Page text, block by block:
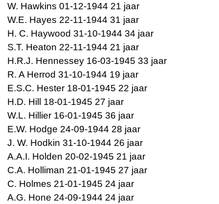
W. Hawkins 01-12-1944 21 jaar
W.E. Hayes 22-11-1944 31 jaar
H. C. Haywood 31-10-1944 34 jaar
S.T. Heaton 22-11-1944 21 jaar
H.R.J. Hennessey 16-03-1945 33 jaar
R. A Herrod 31-10-1944 19 jaar
E.S.C. Hester 18-01-1945 22 jaar
H.D. Hill 18-01-1945 27 jaar
W.L. Hillier 16-01-1945 36 jaar
E.W. Hodge 24-09-1944 28 jaar
J. W. Hodkin 31-10-1944 26 jaar
A.A.I. Holden 20-02-1945 21 jaar
C.A. Holliman 21-01-1945 27 jaar
C. Holmes 21-01-1945 24 jaar
A.G. Hone 24-09-1944 24 jaar